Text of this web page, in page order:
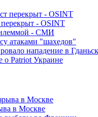
- OSINT
- СМИ
атаками "шахедов"
нападение в
о Patriot Украине
в Москве